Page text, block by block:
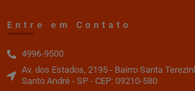
Entre em Contato
4996-9500
Av. dos Estados, 2195 - Bairro Santa
Santo André - SP - CEP: 09210-580